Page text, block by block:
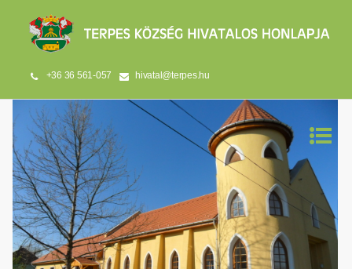
+36 36 561-057 hivatal@terpes.hu